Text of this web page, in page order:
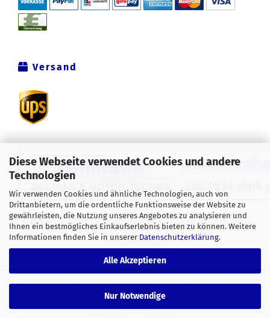
Diese Webseite verwendet Cookies und andere
Technologien
Wir verwenden Cookies und ähnliche Technologien, auch von
Drittanbietern, um die ordentliche Funktionsweise der Website zu
gewährleisten, die Nutzung unseres Angebotes zu analysieren und
Ihnen ein bestmögliches Einkaufserlebnis bieten zu können. Weitere
Informationen finden Sie in unserer Datenschutzerklärung.
Alle Akzeptieren
Nur Notwendige
Versand
Alle Preise verstehen sich inklusive der gesetzlichen
Mehrwertsteuer, zzgl.Versandkostensoweit nicht anders
gekennzeichnet.
Onlineshopby Gambio.de © 2026 Gambio ThemesXycons.de
Copyright © 2009-2024 [Schreiber Zweirad & Motor-Technik
Mannheim].